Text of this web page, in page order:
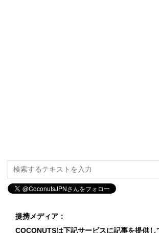
提携メディア：
COCONUTSは下記サービスに記事を提供し